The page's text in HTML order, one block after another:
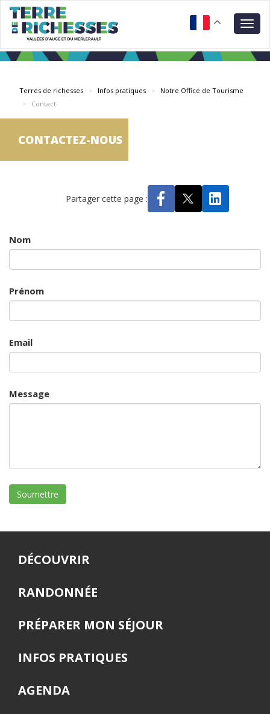
Aller
contenu
principal
Terres de richesses Infos pratiques
Notre Office de Tourisme
Contact
CONTACTEZ-NOUS
Partager cette page :
Nom
Prénom
Email
Message
DÉCOUVRIR
RANDONNÉE
PRÉPARER MON SÉJOUR
INFOS PRATIQUES
AGENDA
Panneau de gestion des cookies